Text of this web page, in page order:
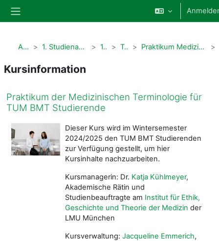
Website-Übersicht
Alle Kurse 1. Studienabschnitt Human- und Zahnmedizin 1. Semester Terminologie Praktikum Medizinische Terminologie für TUM BWL Studierende
Kursinformation
Praktikum der Medizinischen Terminologie für
TUM BMT Studierende
Dieser Kurs wird im Wintersemester
2024/2025 den TUM BMT Studierenden
zur Verfügung gestellt, um hier
Kursinhalte nachzuarbeiten.
Kursmanagerin: Dr. Katja Kühlmeyer,
Akademische Rätin und
Studienbeauftragte am Institut für Ethik,
Geschichte und Theorie der Medizin der
LMU München
Kursverwaltung: Jacqueline Emmerich,